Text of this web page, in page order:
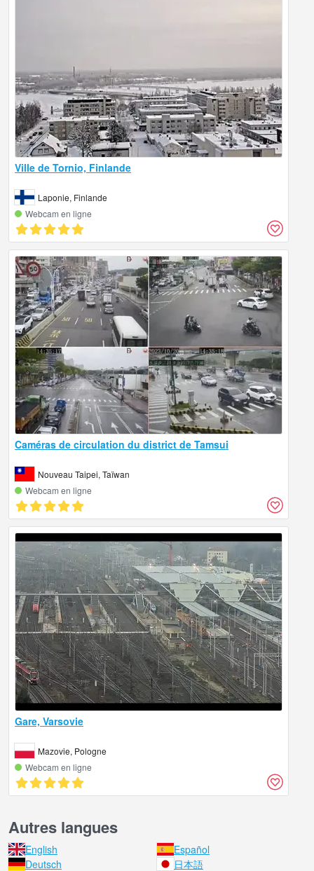
Ville de Tornio, Finlande
Laponie, Finlande
Webcam en ligne
Caméras de circulation du district de Tamsui
Nouveau Taipei, Taïwan
Webcam en ligne
Gare, Varsovie
Mazovie, Pologne
Webcam en ligne
Autres langues
English
Español
Deutsch
日本語